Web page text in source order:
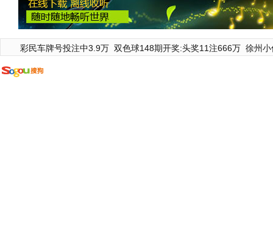
彩民车牌号投注中3.9万 双色球148期开奖:头奖11注666万 徐州